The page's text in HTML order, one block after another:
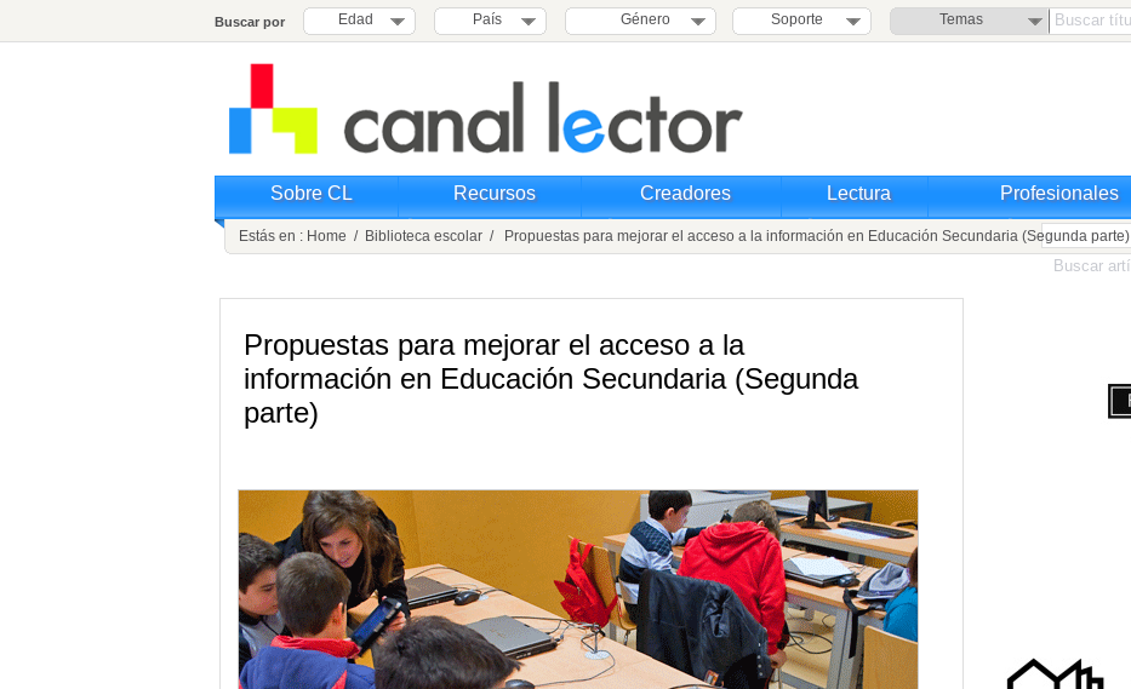
Buscar por Edad País Género Soporte Temas
Sobre CL Recursos Creadores Lectura Profesionales
Estás en : Home / Biblioteca escolar / Propuestas para mejorar el acceso a la información en Educación Secundaria (Segunda parte)
Propuestas para mejorar el acceso a la
información en Educación Secundaria (Segunda
parte)